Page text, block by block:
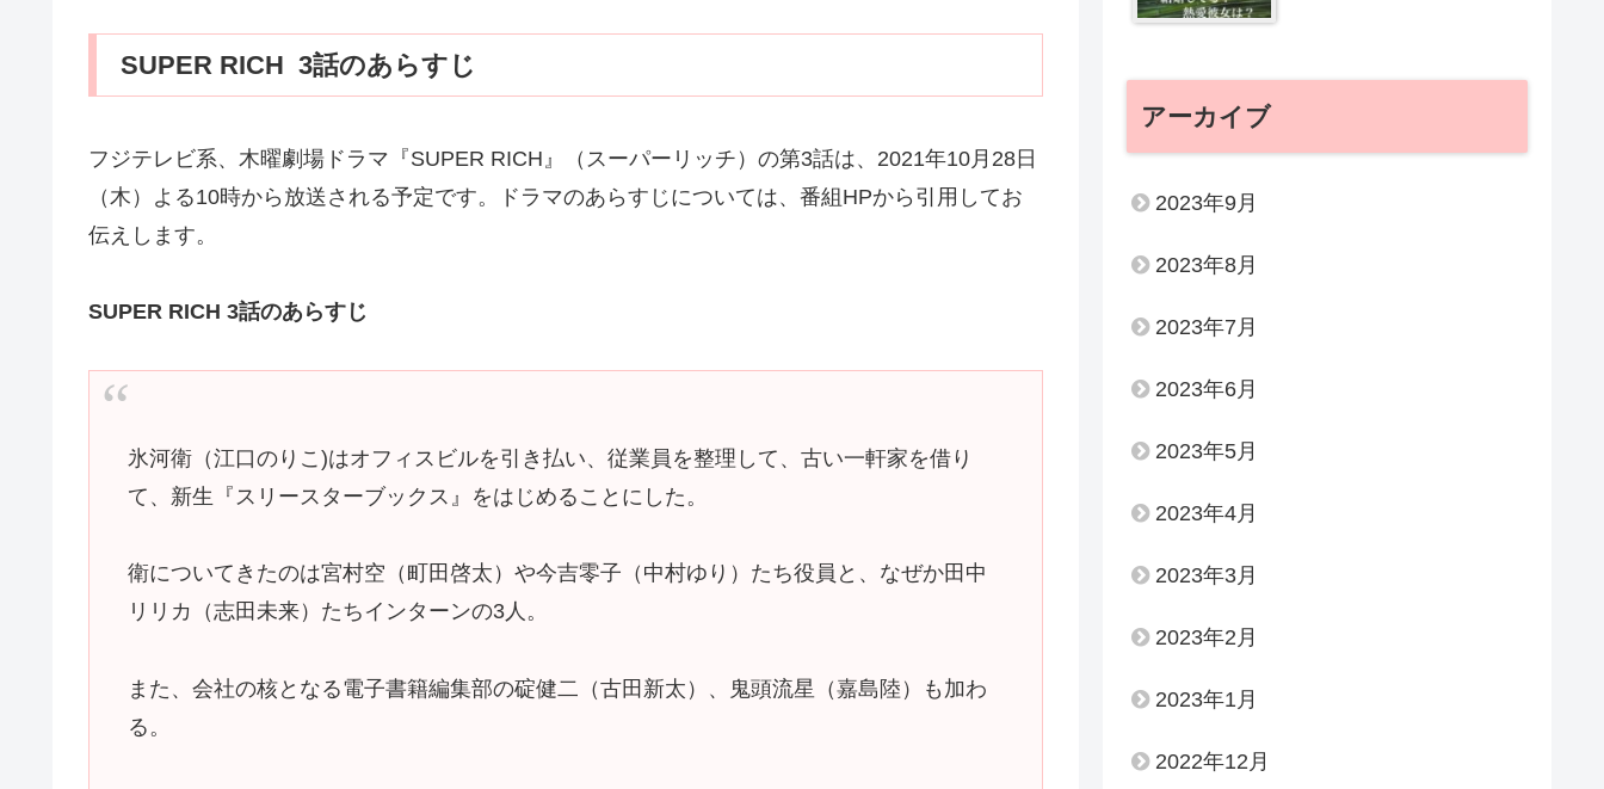
SUPER RICH 3話のあらすじ
フジテレビ系、木曜劇場ドラマ『SUPER RICH』（スーパーリッチ）の第3話は、2021年10月28日
（木）よる10時から放送される予定です。ドラマのあらすじについては、番組HPから引用してお
伝えします。
SUPER RICH 3話のあらすじ
氷河衛（江口のりこ)はオフィスビルを引き払い、従業員を整理して、古い一軒家を借り
て、新生『スリースターブックス』をはじめることにした。
衛についてきたのは宮村空（町田啓太）や今吉零子（中村ゆり）たち役員と、なぜか田中
リリカ（志田未来）たちインターンの3人。
また、会社の核となる電子書籍編集部の碇健二（古田新太）、鬼頭流星（嘉島陸）も加わ
る。
アーカイブ
2023年9月
2023年8月
2023年7月
2023年6月
2023年5月
2023年4月
2023年3月
2023年2月
2023年1月
2022年12月